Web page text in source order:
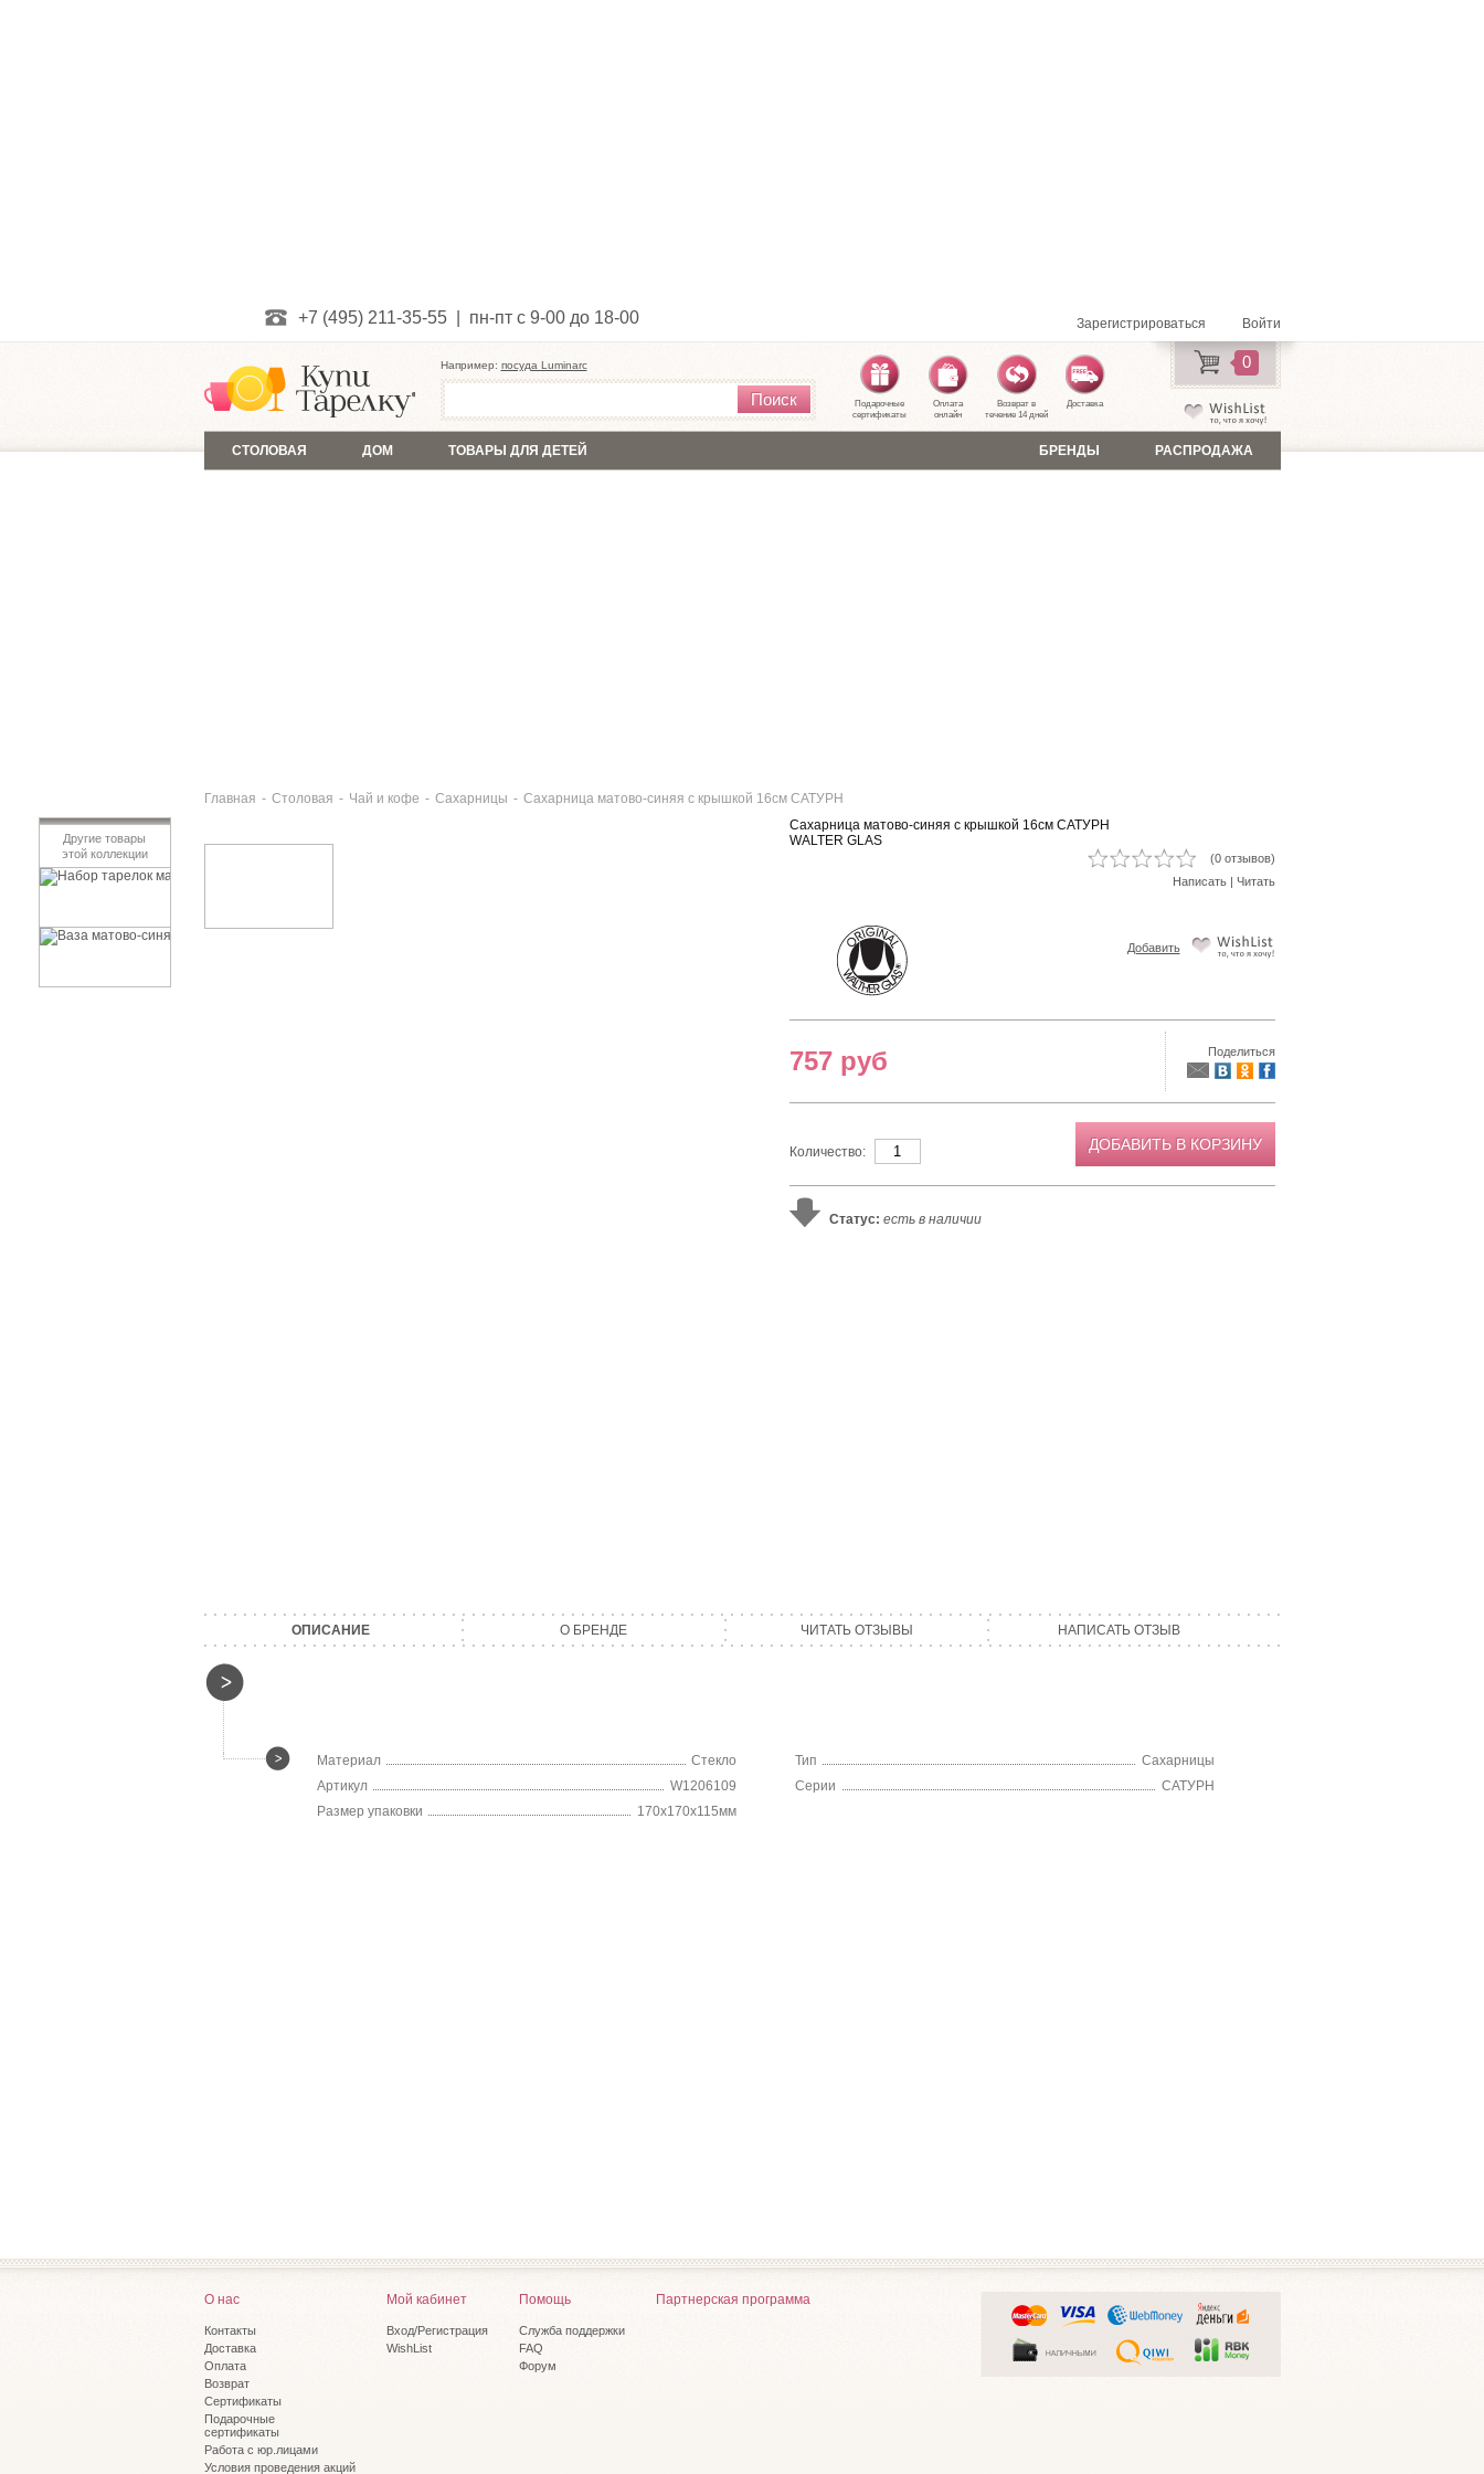
+7 (495) 211-35-55 | пн-пт с 9-00 до 18-00 Зарегистрироваться Войти
0
Например: посуда Luminarc
Поиск
Подарочные
сертификаты
Оплата
онлайн
Возврат в
течение 14 дней
Доставка
СТОЛОВАЯ ДОМ ТОВАРЫ ДЛЯ ДЕТЕЙ РАСПРОДАЖА
БРЕНДЫ
Главная - Столовая - Чай и кофе - Сахарницы - Сахарница матово-синяя с крышкой 16см САТУРН
Другие товары
этой коллекции
Сахарница матово-синяя с крышкой 16см САТУРН
WALTER GLAS
(0 отзывов)
Написать| Читать
Добавить
757 руб Поделиться
Количество: ДОБАВИТЬ В КОРЗИНУ
Статус: есть в наличии
ОПИСАНИЕ О БРЕНДЕ ЧИТАТЬ ОТЗЫВЫ НАПИСАТЬ ОТЗЫВ
Материал Стекло Тип
Сахарницы
Артикул
W1206109 Серии
САТУРН
Размер упаковки
170x170x115мм
О нас
Контакты
Доставка
Оплата
Возврат
Сертификаты
Подарочные
сертификаты
Работа с юр.лицами
Условия проведения акций
Мой кабинет
Вход/Регистрация
WishList
Помощь
Служба поддержки
FAQ
Форум
Партнерская программа